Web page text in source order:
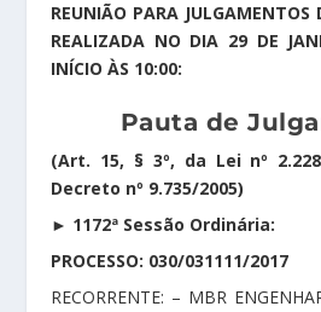
REUNIÃO PARA JULGAMENTOS
REALIZADA NO DIA 29 DE
INÍCIO ÀS 10:00:
Pauta de
(Art. 15, § 3º, da Lei nº
Decreto nº 9.735/2005)
► 1172ª Sessão Ordinária:
PROCESSO: 030/031111/2017
RECORRENTE: – MBR